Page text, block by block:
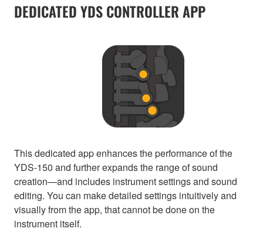
DEDICATED YDS CONTROLLER APP
This dedicated app enhances the performance of the
YDS-150 and further expands the range of sound
creation—and includes instrument settings and sound
editing. You can make detailed settings intuitively and
visually from the app, that cannot be done on the
instrument itself.